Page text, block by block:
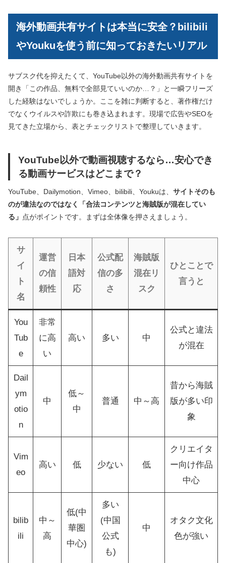
海外動画共有サイトは本当に安全？bilibili
やYoukuを使う前に知っておきたいリアル
サブスク代を抑えたくて、YouTube以外の海外動画共有サイトを
開き「この作品、無料で全部見ていいのか…？」と一瞬フリーズ
した経験はないでしょうか。ここを雑に判断すると、著作権だけ
でなくウイルスや詐欺にも巻き込まれます。現場で広告やSEOを
見てきた立場から、表とチェックリストで整理していきます。
YouTube以外で動画視聴するなら…安心でき
る動画サービスはどこまで？
YouTube、Dailymotion、Vimeo、bilibili、Youkuは、 サイトそのも
のが違法なのではなく「合法コンテンツと海賊版が混在してい
る」 点がポイントです。まずは全体像を押さえましょう。
サ
イ
ト
名
運営
の信
頼性
日本
語対
応
公式配
信の多
さ
海賊版
混在リ
スク
ひとことで
言うと
You
Tub
e
非常
に高
い
高い 多い 中
公式と違法
が混在
Dail
ym
otio
n
中
低～
中
普通 中～高
昔から海賊
版が多い印
象
Vim
eo
高い 低 少ない 低
クリエイタ
ー向け作品
中心
bilib
ili
中～
高
低(中
華圏
中心)
多い
(中国
公式
も)
中
オタク文化
色が強い